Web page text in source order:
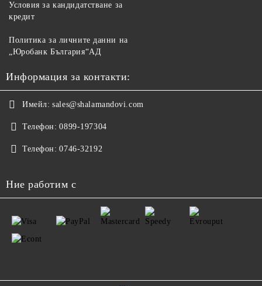
Условия за кандидатстване за
кредит
Политика за личните данни на
„Юробанк България“АД
Информация за контакти:
Имейл: sales@shalamandovi.com
Телефон: 0899-197304
Телефон: 0746-32192
Ние работим с